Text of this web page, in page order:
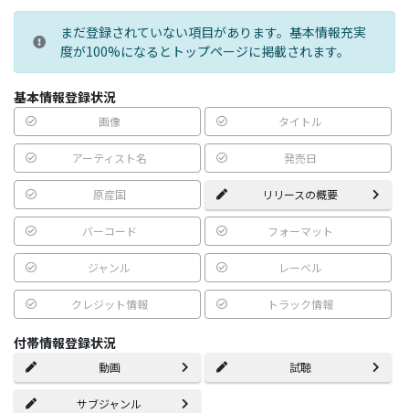
まだ登録されていない項目があります。基本情報充実
度が100%になるとトップページに掲載されます。
基本情報登録状況
画像 タイトル
アーティスト名 発売日
原産国 リリースの概要
バーコード フォーマット
ジャンル レーベル
クレジット情報 トラック情報
付帯情報登録状況
動画 試聴
サブジャンル